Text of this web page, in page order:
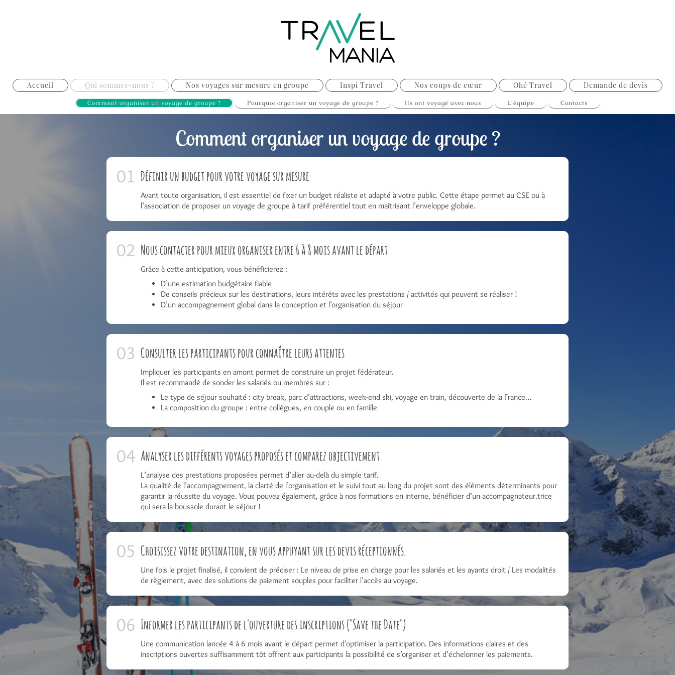
Accueil Qui sommes-nous ? Nos voyages sur mesure en groupe Inspi Travel Nos coups de cœur Ohé Travel Demande de devis
Comment organiser un voyage de groupe ? Pourquoi organiser un voyage de groupe ? Ils ont voyagé avec nous L'équipe Contacts
Comment organiser un voyage de groupe ?
Définir un budget pour votre voyage sur mesure
Avant toute organisation, il est essentiel de fixer un budget réaliste et adapté à votre public. Cette étape permet au CSE ou à
l’association de proposer un voyage de groupe à tarif préférentiel tout en maîtrisant l’enveloppe globale.
Nous contacter pour mieux organiser entre 6 à 8 mois avant le départ
Grâce à cette anticipation, vous bénéficierez :
D’une estimation budgétaire fiable
De conseils précieux sur les destinations, leurs intérêts avec les prestations / activités qui peuvent se réaliser !
D’un accompagnement global dans la conception et l’organisation du séjour
Consulter les participants pour connaître leurs attentes
Impliquer les participants en amont permet de construire un projet fédérateur.
Il est recommandé de sonder les salariés ou membres sur :
Le type de séjour souhaité : city break, parc d’attractions, week-end ski, voyage en train, découverte de la France…
La composition du groupe : entre collègues, en couple ou en famille
Analyser les différents voyages proposés et comparez objectivement
L’analyse des prestations proposées permet d’aller au-delà du simple tarif.
La qualité de l’accompagnement, la clarté de l’organisation et le suivi tout au long du projet sont des éléments déterminants pour
garantir la réussite du voyage. Vous pouvez également, grâce à nos formations en interne, bénéficier d’un accompagnateur.trice
qui sera la boussole durant le séjour !
Choisissez votre destination, en vous appuyant sur les devis réceptionnés.
Une fois le projet finalisé, il convient de préciser : Le niveau de prise en charge pour les salariés et les ayants droit / Les modalités
de règlement, avec des solutions de paiement souples pour faciliter l’accès au voyage.
Informer les participants de l'ouverture des inscriptions ("Save the Date")
Une communication lancée 4 à 6 mois avant le départ permet d’optimiser la participation. Des informations claires et des
inscriptions ouvertes suffisamment tôt offrent aux participants la possibilité de s’organiser et d’échelonner les paiements.